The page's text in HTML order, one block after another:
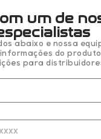
um de
abaixo e nossa
do
para